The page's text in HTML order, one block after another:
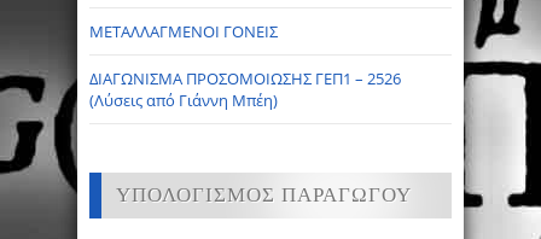
ΜΕΤΑΛΛΑΓΜΕΝΟΙ ΓΟΝΕΙΣ
ΔΙΑΓΩΝΙΣΜΑ ΠΡΟΣΟΜΟΙΩΣΗΣ ΓΕΠ1 – 2526
(Λύσεις από Γιάννη Μπέη)
ΥΠΟΛΟΓΙΣΜΟΣ ΠΑΡΑΓΩΓΟΥ